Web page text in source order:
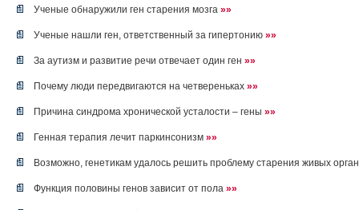
Ученые обнаружили ген старения мозга »»
Ученые нашли ген, ответственный за гипертонию »»
За аутизм и развитие речи отвечает один ген »»
Почему люди передвигаются на четвереньках »»
Причина синдрома хронической усталости – гены »»
Генная терапия лечит паркинсонизм »»
Возможно, генетикам удалось решить проблему старения живых
Функция половины генов зависит от пола »»